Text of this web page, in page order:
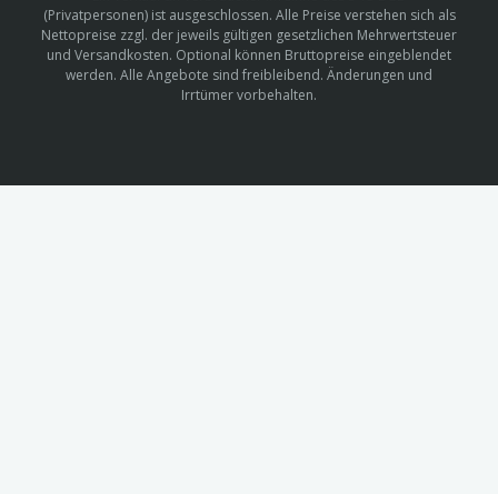
(Privatpersonen) ist ausgeschlossen. Alle Preise verstehen sich als
Nettopreise zzgl. der jeweils gültigen gesetzlichen Mehrwertsteuer
und Versandkosten. Optional können Bruttopreise eingeblendet
werden. Alle Angebote sind freibleibend. Änderungen und
Irrtümer vorbehalten.